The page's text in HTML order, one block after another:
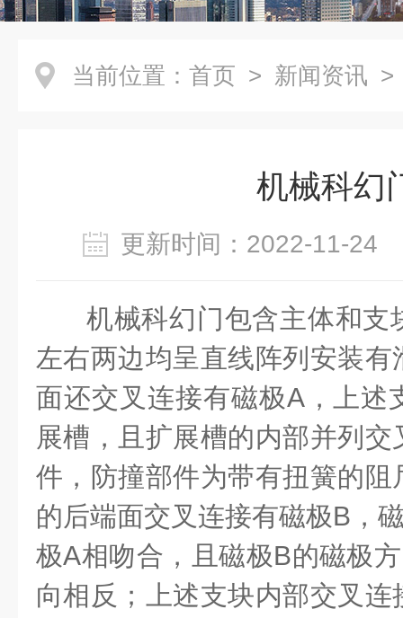
当前位置： 首页 > 新闻资讯 >
机械科幻
更新时间：2022-11-
机械科幻门包含主体和支
左右两边均呈直线阵列安装
面还交叉连接有磁极A，上述
展槽，且扩展槽的内部并列
件，防撞部件为带有扭簧的
的后端面交叉连接有磁极B ，
极A相吻合，且磁极B的磁极
向相反；上述支块内部交叉